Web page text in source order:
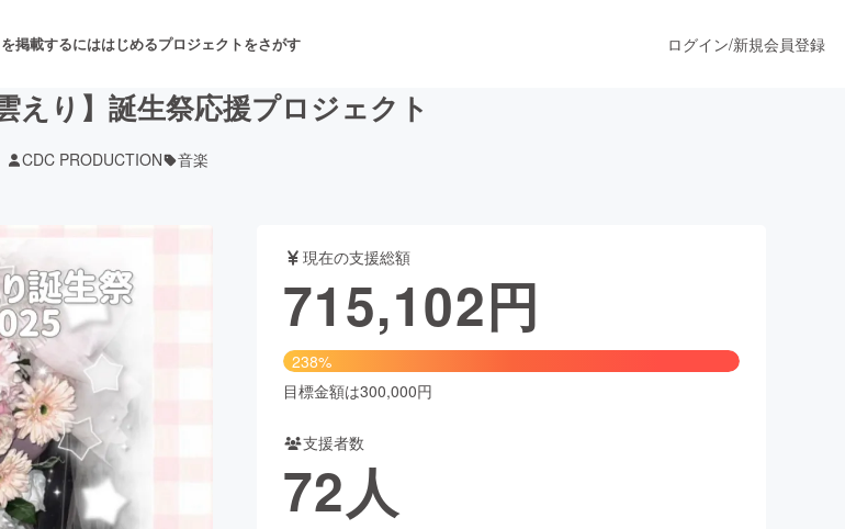
掲載するにははじめるプロジェクトをさがす
舞台・パフォーマンス
開発 ファッション
ビューティー・ヘルスケア
ログイン/新規会員登録
えり】誕生祭応援プロジェクト
CDC PRODUCTION 音楽
現在の支援総額
715,102円
238%
目標金額は300,000円
支援者数
72人